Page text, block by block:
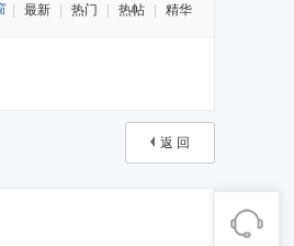
最新 热门 热帖 精华
返 回